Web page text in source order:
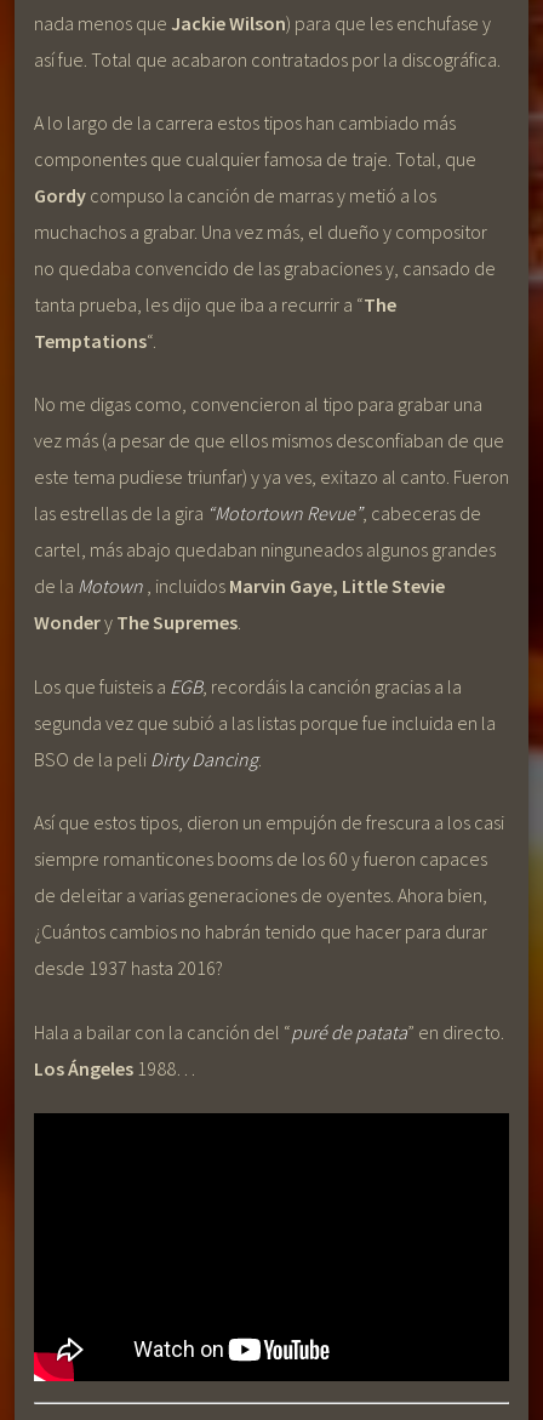
nada menos que Jackie Wilson) para que les enchufase y
así fue. Total que acabaron contratados por la discográfica.
A lo largo de la carrera estos tipos han cambiado más
componentes que cualquier famosa de traje. Total, que
Gordy compuso la canción de marras y metió a los
muchachos a grabar. Una vez más, el dueño y compositor
no quedaba convencido de las grabaciones y, cansado de
tanta prueba, les dijo que iba a recurrir a “The
Temptations“.
No me digas como, convencieron al tipo para grabar una
vez más (a pesar de que ellos mismos desconfiaban de que
este tema pudiese triunfar) y ya ves, exitazo al canto. Fueron
las estrellas de la gira “Motortown Revue”, cabeceras de
cartel, más abajo quedaban ninguneados algunos grandes
de la Motown , incluidos Marvin Gaye, Little Stevie
Wondery The Supremes.
Los que fuisteis a EGB, recordáis la canción gracias a la
segunda vez que subió a las listas porque fue incluida en la
BSO de la peli Dirty Dancing.
Así que estos tipos, dieron un empujón de frescura a los casi
siempre romanticones booms de los 60 y fueron capaces
de deleitar a varias generaciones de oyentes. Ahora bien,
¿Cuántos cambios no habrán tenido que hacer para durar
desde 1937 hasta 2016?
Hala a bailar con la canción del “puré de patata” en directo.
Los Ángeles 1988…